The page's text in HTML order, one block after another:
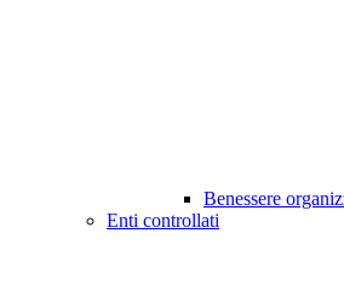
Benessere
Enti controllati